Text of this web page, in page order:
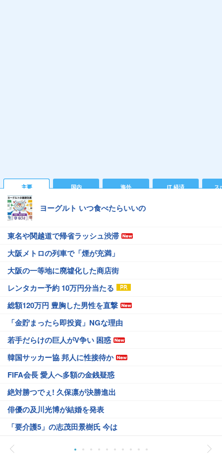
主要 国内 海外 IT 経済 ス
ヨーグルト いつ食べたらいいの
東名や関越道で帰省ラッシュ渋滞
大阪メトロの列車で「煙が充満」
大阪の一等地に廃墟化した商店街
レンタカー予約 10万円分当たる
総額120万円 豊胸した男性を直撃
「金貯まったら即投資」NGな理由
若手だらけの巨人がV争い 困惑
韓国サッカー協 邦人に性接待か
FIFA会長 愛人へ多額の金銭疑惑
絶対勝つでぇ! 久保凛が決勝進出
俳優の及川光博が結婚を発表
「要介護5」の志茂田景樹氏 今は